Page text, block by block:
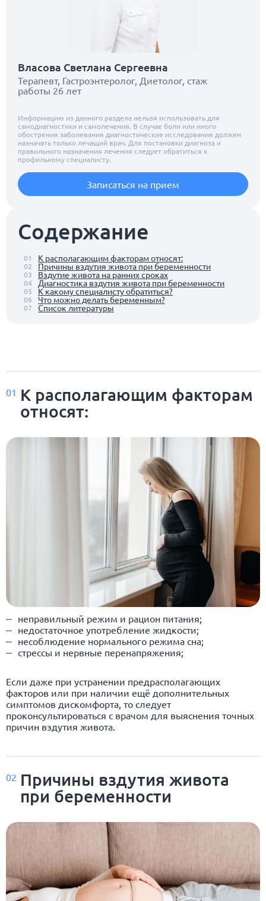
Содержание
01 К располагающим факторам относят:
02 Причины вздутия живота при беременности
03 Вздутие живота на ранних сроках
04 Диагностика вздутия живота при беременности
05 К какому специалисту обратиться?
06 Что можно делать беременным?
07 Список литературы
Власова Светлана Сергеевна
Терапевт, Гастроэнтеролог, Диетолог, стаж
работы 26 лет
Информацию из данного раздела нельзя использовать для
самодиагностики и самолечения. В случае боли или иного
обострения заболевания диагностические исследования должен
назначать только лечащий врач. Для постановки диагноза и
правильного назначения лечения следует обратиться к
профильному специалисту.
Записаться на прием
01 К располагающим факторам
относят:
неправильный режим и рацион питания;
недостаточное употребление жидкости;
несоблюдение нормального режима сна;
стрессы и нервные перенапряжения;
Если даже при устранении предрасполагающих
факторов или при наличии ещё дополнительных
симптомов дискомфорта, то следует
проконсультироваться с врачом для выяснения точных
причин вздутия живота.
02 Причины вздутия живота
при беременности